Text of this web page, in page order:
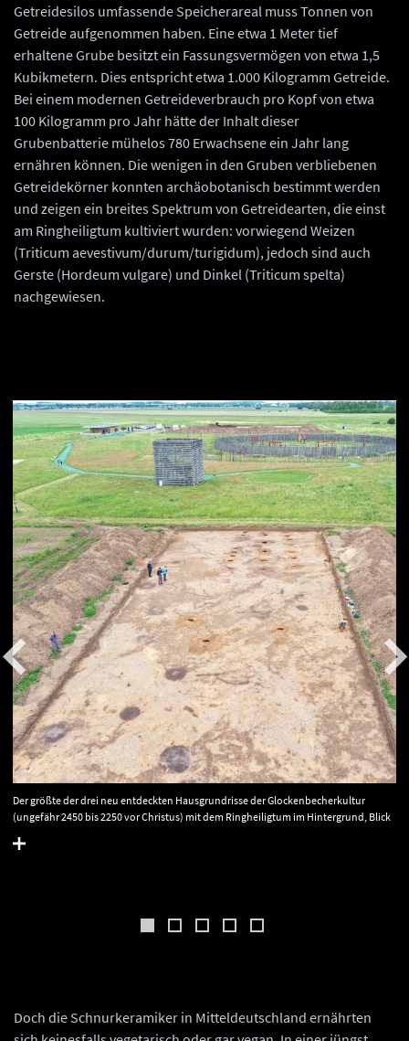
Getreidesilos umfassende Speicherareal muss Tonnen von
Getreide aufgenommen haben. Eine etwa 1 Meter tief
erhaltene Grube besitzt ein Fassungsvermögen von etwa 1,5
Kubikmetern. Dies entspricht etwa 1.000 Kilogramm Getreide.
Bei einem modernen Getreideverbrauch pro Kopf von etwa
100 Kilogramm pro Jahr hätte der Inhalt dieser
Grubenbatterie mühelos 780 Erwachsene ein Jahr lang
ernähren können. Die wenigen in den Gruben verbliebenen
Getreidekörner konnten archäobotanisch bestimmt werden
und zeigen ein breites Spektrum von Getreidearten, die einst
am Ringheiligtum kultiviert wurden: vorwiegend Weizen
(Triticum aevestivum/durum/turigidum), jedoch sind auch
Gerste (Hordeum vulgare) und Dinkel (Triticum spelta)
nachgewiesen.
Der größte der drei neu entdeckten Hausgrundrisse der Glockenbecherkultur
(ungefähr 2450 bis 2250 vor Christus) mit dem Ringheiligtum im Hintergrund, Blick
Breite). © Landesamt für Denkmalpflege und Archäologie Sachsen-Anhalt, A.
Doch die Schnurkeramiker in Mitteldeutschland ernährten